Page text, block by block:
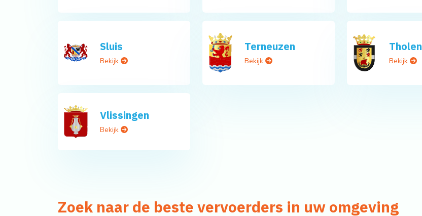
Sluis
Bekijk
Terneuzen
Bekijk
Tholen
Bekijk
Vlissingen
Bekijk
Zoek naar de beste vervoerders in uw omgeving